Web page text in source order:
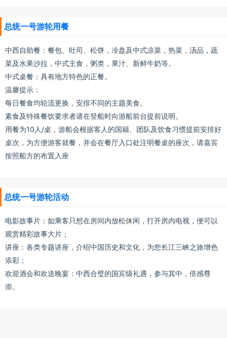
总统一号游轮用餐
中西自助餐：餐包、吐司、松饼，冷盘及中式凉菜，热菜，汤品，蔬
菜及水果沙拉，中式主食，粥类，果汁、新鲜牛奶等。
中式桌餐：具有地方特色的正餐。
温馨提示：
每日餐食均轮流更换，安排不同的主题美食。
素食及特殊餐饮要求者请在登船时向游船前台提前说明。
用餐为10人/桌，游船会根据客人的国籍、团队及饮食习惯提前安排好
桌次，为方便游客就餐，并会在餐厅入口处注明餐桌的座次，请嘉宾
按照船方的布置入座
总统一号游轮活动
电影故事片：如乘客只想在房间内放松休闲，打开房内电视，便可以
观赏精彩故事大片；
讲座：各类专题讲座，介绍中国历史和文化，为您长江三峡之旅增色
添彩；
欢迎酒会和欢送晚宴：中西合璧的国宾级礼遇，参与其中，倍感尊
崇。